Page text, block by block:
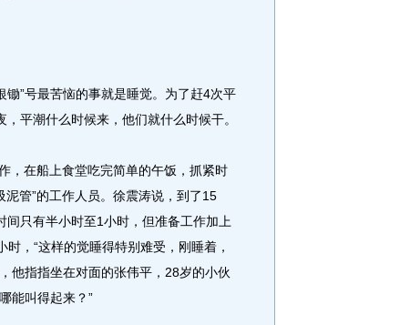
”号最苦恼的事就是睡觉。为了赶4次平
平潮什么时候来，他们就什么时候干。
在船上食堂吃完简单的午饭，抓紧时
管”的工作人员。徐震涛说，到了15
只有半小时至1小时，但准备工作加上
，“这样的觉睡得特别难受，刚睡着，
他指指坐在对面的张伟平，28岁的小伙
能叫得起来？”